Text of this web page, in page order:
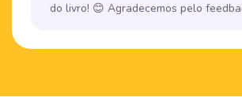
do livro! 😊 Agradecemos pelo